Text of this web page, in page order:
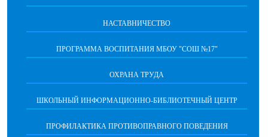
НАСТАВНИЧЕСТВО
ПРОГРАММА ВОСПИТАНИЯ МБОУ "СОШ №17"
ОХРАНА ТРУДА
ШКОЛЬНЫЙ ИНФОРМАЦИОННО-БИБЛИОТЕЧНЫЙ ЦЕНТР
ПРОФИЛАКТИКА ПРОТИВОПРАВНОГО ПОВЕДЕНИЯ